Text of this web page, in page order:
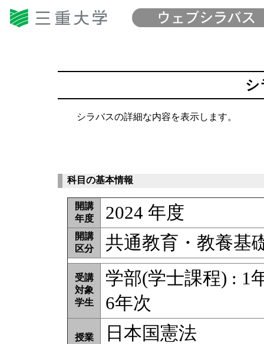
シ
シラバスの詳細な内容を表示します。
科目の基本情報
開講
年度
2024 年度
開講
区分
共通教育・教養基
受講
対象
学生
学部(学士課程) : 1
6年次
授業
日本国憲法